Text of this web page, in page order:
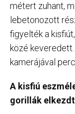
métert zuhant,
lebetonozott
figyelték a
közé
kamerájával
A kisfiú
gorillák